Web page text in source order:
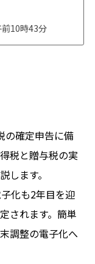
10時43分
の確定申告に備
税と贈与税の実
します。
化も2年目を迎
されます。簡単
調整の電子化へ